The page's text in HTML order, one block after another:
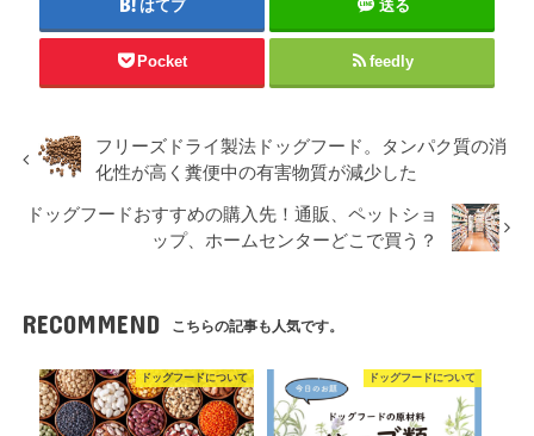
はてブ 送る
Pocket feedly
フリーズドライ製法ドッグフード。タンパク質の消
化性が高く糞便中の有害物質が減少した
ドッグフードおすすめの購入先！通販、ペットショ
ップ、ホームセンターどこで買う？
RECOMMEND こちらの記事も人気です。
ドッグフードについて ドッグフードについて